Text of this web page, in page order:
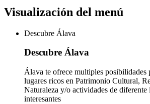
Visualización del menú
Descubre Álava
Descubre Álava
Álava te ofrece multiples posibilidades
lugares ricos en Patrimonio Cultural,
Naturaleza y/o actividades de
interesantes